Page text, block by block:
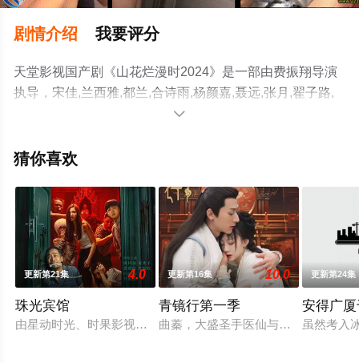
剧情介绍 我要评分
天堂影视国产剧《山花烂漫时2024》是一部由费振翔导演
执导，宋佳,兰西雅,都兰,合诗雨,杨颜嘉,聂远,张月,翟子路,
黄米依,曹曦文,张天阳,姜超,郭涛,保剑锋,童蕾,李昀锐,彭杨,
演绎的中国大陆电视剧，手机免费观看高清无删减完整版
电视剧、电视猫或剧情网等平台了解。
。

猜你喜欢
更新第21集 4.0
珠光宾馆
由星动时光、时果影视、圣凰金诗共同出品的超级短剧《珠光宾
更新第16集 10.0
青镜行第一季
曲蓁，大盛圣手医仙与宸王容瑾笙，
更新第24集
安得广
虽然考入